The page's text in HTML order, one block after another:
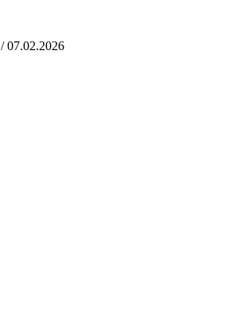
/ 07.02.2026